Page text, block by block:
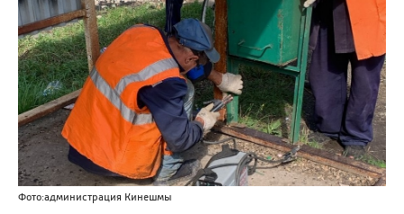
Фото:администрация Кинешмы